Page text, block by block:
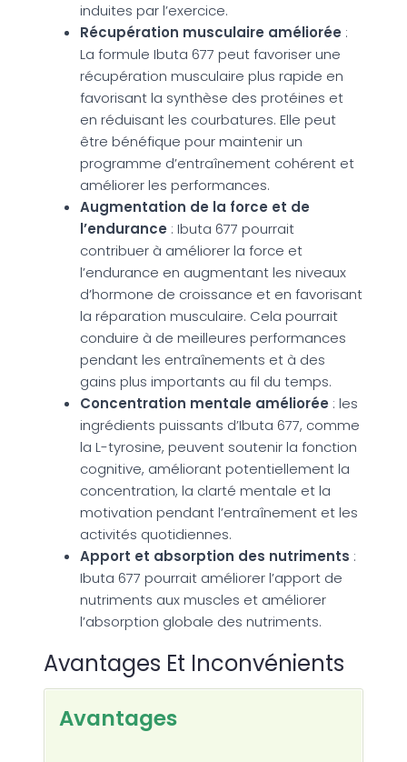
induites par l’exercice.
Récupération musculaire améliorée :
La formule Ibuta 677 peut favoriser une
récupération musculaire plus rapide en
favorisant la synthèse des protéines et
en réduisant les courbatures. Elle peut
être bénéfique pour maintenir un
programme d’entraînement cohérent et
améliorer les performances.
Augmentation de la force et de
l’endurance : Ibuta 677 pourrait
contribuer à améliorer la force et
l’endurance en augmentant les niveaux
d’hormone de croissance et en favorisant
la réparation musculaire. Cela pourrait
conduire à de meilleures performances
pendant les entraînements et à des
gains plus importants au fil du temps.
Concentration mentale améliorée : les
ingrédients puissants d’Ibuta 677, comme
la L-tyrosine, peuvent soutenir la fonction
cognitive, améliorant potentiellement la
concentration, la clarté mentale et la
motivation pendant l’entraînement et les
activités quotidiennes.
Apport et absorption des nutriments :
Ibuta 677 pourrait améliorer l’apport de
nutriments aux muscles et améliorer
l’absorption globale des nutriments.
Avantages Et Inconvénients
Avantages